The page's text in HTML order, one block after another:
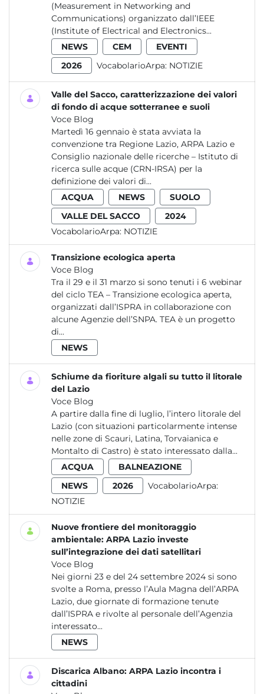
(Measurement in Networking and
Communications) organizzato dall’IEEE
(Institute of Electrical and Electronics...
NEWS
CEM
EVENTI
2026
VocabolarioArpa: NOTIZIE
Valle del Sacco, caratterizzazione dei valori
di fondo di acque sotterranee e suoli
Voce Blog
Martedì 16 gennaio è stata avviata la
convenzione tra Regione Lazio, ARPA Lazio e
Consiglio nazionale delle ricerche – Istituto di
ricerca sulle acque (CRN-IRSA) per la
definizione dei valori di...
ACQUA
NEWS
SUOLO
VALLE DEL SACCO
2024
VocabolarioArpa: NOTIZIE
Transizione ecologica aperta
Voce Blog
Tra il 29 e il 31 marzo si sono tenuti i 6 webinar
del ciclo TEA – Transizione ecologica aperta,
organizzati dall’ISPRA in collaborazione con
alcune Agenzie dell’SNPA. TEA è un progetto
di...
NEWS
Schiume da fioriture algali su tutto il litorale
del Lazio
Voce Blog
A partire dalla fine di luglio, l’intero litorale del
Lazio (con situazioni particolarmente intense
nelle zone di Scauri, Latina, Torvaianica e
Montalto di Castro) è stato interessato dalla...
ACQUA
BALNEAZIONE
NEWS
2026
VocabolarioArpa:
NOTIZIE
Nuove frontiere del monitoraggio
ambientale: ARPA Lazio investe
sull’integrazione dei dati satellitari
Voce Blog
Nei giorni 23 e del 24 settembre 2024 si sono
svolte a Roma, presso l’Aula Magna dell’ARPA
Lazio, due giornate di formazione tenute
dall’ISPRA e rivolte al personale dell’Agenzia
interessato...
NEWS
Discarica Albano: ARPA Lazio incontra i
cittadini